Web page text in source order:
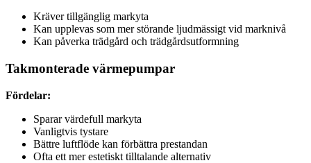
Kräver tillgänglig markyta
Kan upplevas som mer störande ljudmässigt vid marknivå
Kan påverka trädgård och trädgårdsutformning
Takmonterade värmepumpar
Fördelar:
Sparar värdefull markyta
Vanligtvis tystare
Bättre luftflöde kan förbättra prestandan
Ofta ett mer estetiskt tilltalande alternativ